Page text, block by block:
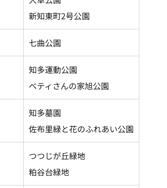
新知東町2号公園
七曲公園
知多運動公園
ベティさんの家旭公園
知多墓園
佐布里緑と花のふれあい公園
つつじが丘緑地
粕谷台緑地